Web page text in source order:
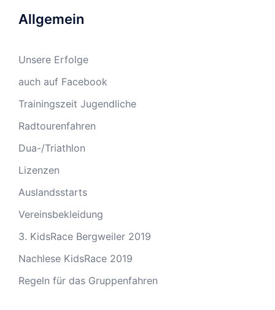
Allgemein
Unsere Erfolge
auch auf Facebook
Trainingszeit Jugendliche
Radtourenfahren
Dua-/Triathlon
Lizenzen
Auslandsstarts
Vereinsbekleidung
3. KidsRace Bergweiler 2019
Nachlese KidsRace 2019
Regeln für das Gruppenfahren